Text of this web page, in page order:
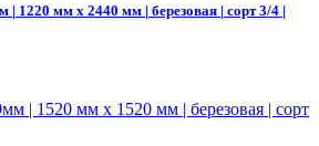
1220 мм х 2440 мм | березовая | сорт 3/4 |